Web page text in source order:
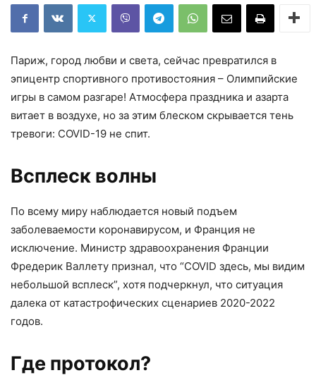
Париж, город любви и света, сейчас превратился в
эпицентр спортивного противостояния – Олимпийские
игры в самом разгаре! Атмосфера праздника и азарта
витает в воздухе, но за этим блеском скрывается тень
тревоги: COVID-19 не спит.
Всплеск волны
По всему миру наблюдается новый подъем
заболеваемости коронавирусом, и Франция не
исключение. Министр здравоохранения Франции
Фредерик Валлету признал, что “COVID здесь, мы видим
небольшой всплеск”, хотя подчеркнул, что ситуация
далека от катастрофических сценариев 2020-2022
годов.
Где протокол?